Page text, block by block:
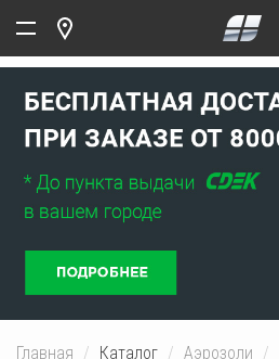
Главная Каталог Аэрозоли